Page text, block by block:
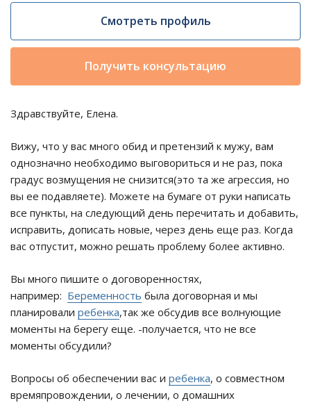
Смотреть профиль
Получить консультацию
Здравствуйте, Елена.
Вижу, что у вас много обид и претензий к мужу, вам
однозначно необходимо выговориться и не раз, пока
градус возмущения не снизится(это та же агрессия, но
вы ее подавляете). Можете на бумаге от руки написать
все пункты, на следующий день перечитать и добавить,
исправить, дописать новые, через день еще раз. Когда
вас отпустит, можно решать проблему более активно.
Вы много пишите о договоренностях,
например: Беременность была договорная и мы
планировали ребенка,так же обсудив все волнующие
моменты на берегу еще. -получается, что не все
моменты обсудили?
Вопросы об обеспечении вас и ребенка, о совместном
времяпровождении, о лечении, о домашних